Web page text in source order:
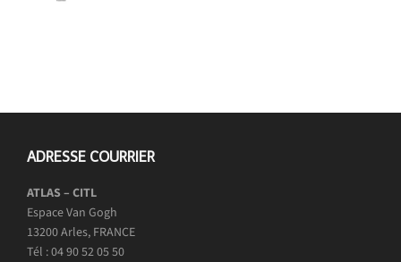
ADRESSE COURRIER
ATLAS – CITL
Espace Van Gogh
13200 Arles, FRANCE
Tél : 04 90 52 05 50